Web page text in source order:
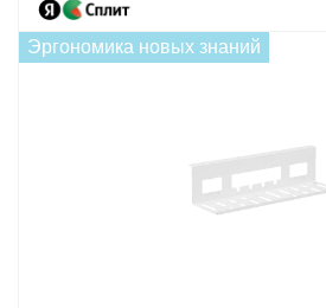
Эргономика новых знаний